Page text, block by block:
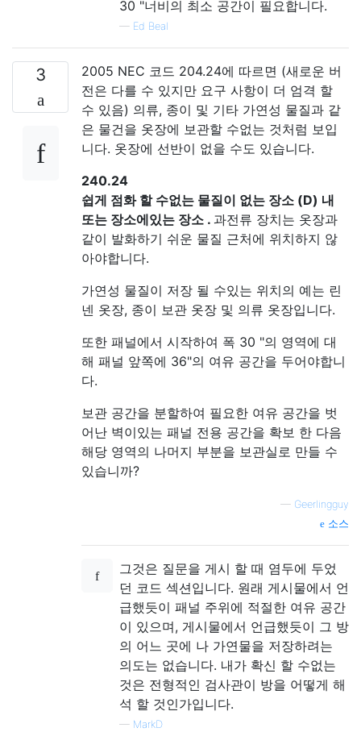
30 "너비의 최소 공간이 필요합니다.
— Ed Beal
3
2005 NEC 코드 204.24에 따르면 (새로운 버
전은 다를 수 있지만 요구 사항이 더 엄격 할
수 있음) 의류, 종이 및 기타 가연성 물질과 같
은 물건을 옷장에 보관할 수없는 것처럼 보입
니다. 옷장에 선반이 없을 수도 있습니다.
240.24
쉽게 점화 할 수없는 물질이 없는 장소 (D) 내
또는 장소에있는 장소 . 과전류 장치는 옷장과
같이 발화하기 쉬운 물질 근처에 위치하지 않
아야합니다.
가연성 물질이 저장 될 수있는 위치의 예는 린
넨 옷장, 종이 보관 옷장 및 의류 옷장입니다.
또한 패널에서 시작하여 폭 30 "의 영역에 대
해 패널 앞쪽에 36"의 여유 공간을 두어야합니
다.
보관 공간을 분할하여 필요한 여유 공간을 벗
어난 벽이있는 패널 전용 공간을 확보 한 다음
해당 영역의 나머지 부분을 보관실로 만들 수
있습니까?
— Geerlingguy
소스
그것은 질문을 게시 할 때 염두에 두었
던 코드 섹션입니다. 원래 게시물에서 언
급했듯이 패널 주위에 적절한 여유 공간
이 있으며, 게시물에서 언급했듯이 그 방
의 어느 곳에 나 가연물을 저장하려는
의도는 없습니다. 내가 확신 할 수없는
것은 전형적인 검사관이 방을 어떻게 해
석 할 것인가입니다.
— MarkD